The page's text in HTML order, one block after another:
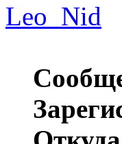
Leo_Nid